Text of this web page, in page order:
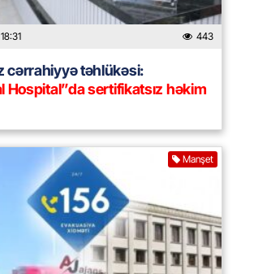
443
cərrahiyyə təhlükəsi:
Hospital”da sertifikatsız həkim
Manşet